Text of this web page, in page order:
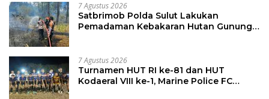
7 Agustus 2026
Satbrimob Polda Sulut Lakukan
Pemadaman Kebakaran Hutan Gunung
7 Agustus 2026
Turnamen HUT RI ke-81 dan HUT
Kodaeral VIII ke-1, Marine Police FC